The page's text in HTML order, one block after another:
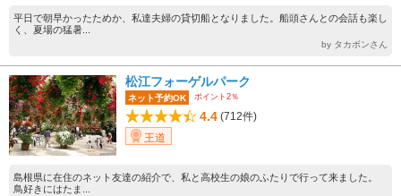
平日で朝早かったためか、私達夫婦の貸切船となりました。船頭さんとの会話も楽し
く、夏場の猛暑...
by タカボンさん
松江フォーゲルパーク
ネット予約OK ポイント2％
4.4 (712件)
王道
島根県に在住のネット友達の紹介で、私と高校生の娘のふたりで行って来ました。
鳥好きにはたま...